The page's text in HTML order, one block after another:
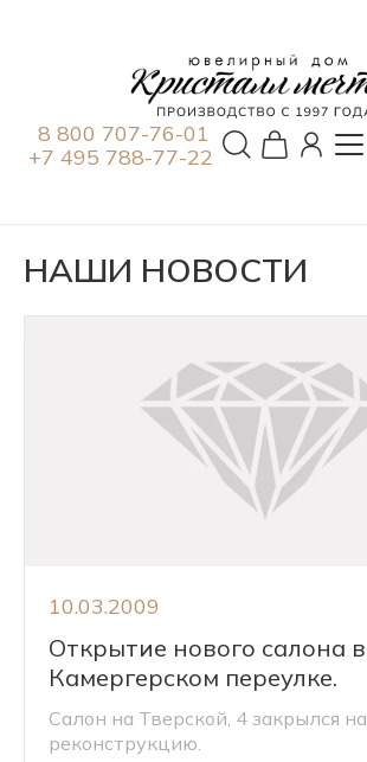
8 800 707-76-01
+7 495 788-77-22
НАШИ НОВОСТИ
10.03.2009
Открытие нового салона в
Камергерском переулке.
Салон на Тверской, 4 закрылся на
реконструкцию.